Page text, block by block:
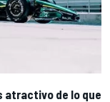
atractivo de lo que